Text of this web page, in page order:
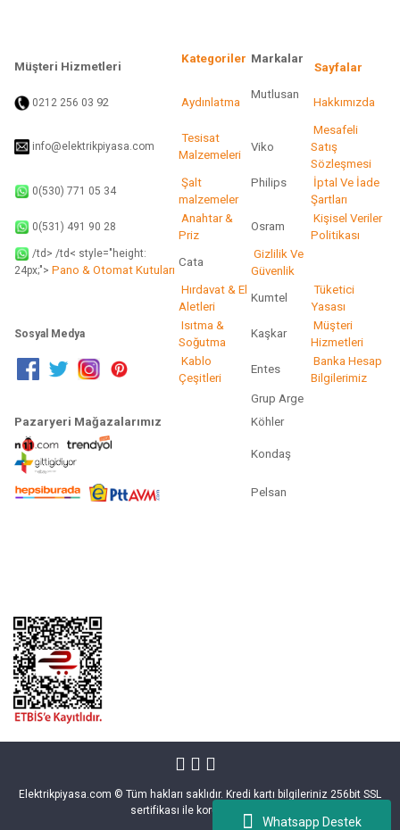
Whatsapp Destek
Müşteri Hizmetleri
Kategoriler Markalar
Sayfalar
0212 256 03 92 Aydınlatma
Mutlusan
Hakkımızda
info@elektrikpiyasa.com
Tesisat
Malzemeleri
Viko
Mesafeli
Satış
Sözleşmesi
0(530) 771 05 34
Şalt
malzemeler
Philips
İptal Ve İade
Şartları
0(531) 491 90 28
Anahtar &
Priz
Osram
Kişisel Veriler
Politikası
/td> /td< style="height:
24px;"> Pano & Otomat Kutuları
Cata
Gizlilik Ve
Güvenlik
Hırdavat & El
Aletleri
Kumtel
Tüketici
Yasası
Sosyal Medya
Isıtma &
Soğutma
Kaşkar
Müşteri
Hizmetleri
Kablo
Çeşitleri
Entes
Banka Hesap
Bilgilerimiz
Grup Arge
Pazaryeri Mağazalarımız
Köhler
Kondaş
Pelsan
Elektrikpiyasa.com © Tüm hakları saklıdır. Kredi kartı bilgileriniz 256bit SSL
sertifikası ile korunmaktadır.